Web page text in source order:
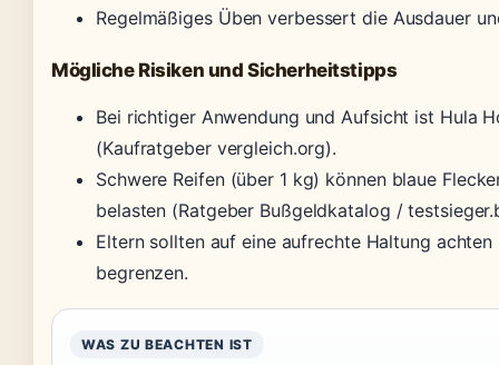
Regelmäßiges Üben verbessert die Ausdauer
Mögliche Risiken und Sicherheitstipps
Bei richtiger Anwendung und Aufsicht ist Hula
(Kaufratgeber vergleich.org).
Schwere Reifen (über 1 kg) können blaue
belasten (Ratgeber Bußgeldkatalog /
Eltern sollten auf eine aufrechte Haltung
begrenzen.
WAS ZU BEACHTEN IST